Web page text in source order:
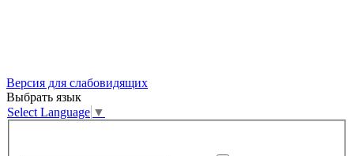
Версия для слабовидящих
Выбрать язык
Select Language ▼